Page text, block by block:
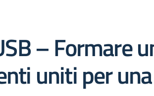
– Formare
uniti per